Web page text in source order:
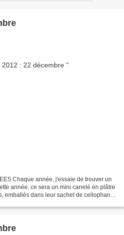
Chaque année, j'essaie de trouver un
année, ce sera un mini canelé en plâtre
emballés dans leur sachet de cellophane